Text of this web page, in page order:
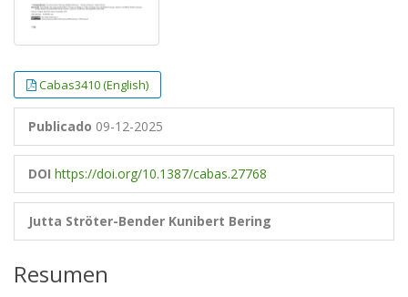
Cabas3410 (English)
Publicado 09-12-2025
DOI https://doi.org/10.1387/cabas.27768
Jutta Ströter-Bender Kunibert Bering
Resumen